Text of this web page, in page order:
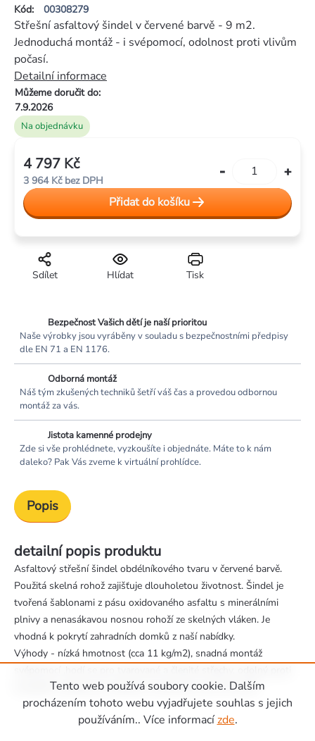
Tento web používá soubory cookie. Dalším
procházením tohoto webu vyjadřujete souhlas s jejich
používáním.. Více informacízde.
Kód: 00308279
je
0,0
5
hvězdiček.
Na objednávku
Můžeme doručit do:
7.9.2026
Střešní asfaltový šindel v červené barvě - 9 m2.
Jednoduchá montáž - i svépomocí, odolnost proti vlivům
počasí.
Detailní informace
Tisk
Hlídat
Sdílet
4 797 Kč
3 964 Kč bez DPH
cena:
Přidat do košíku
Bezpečnost Vašich dětí je naší prioritou
Naše výrobky jsou vyráběny v souladu s bezpečnostními předpisy
dle EN 71 a EN 1176.
Odborná montáž
Náš tým zkušených techniků šetří váš čas a provedou odbornou
montáž za vás.
Jistota kamenné prodejny
Zde si vše prohlédnete, vyzkoušíte i objednáte. Máte to k nám
daleko? Pak Vás zveme k virtuální prohlídce.
Popis
detailní popis produktu
Asfaltový střešní šindel obdélníkového tvaru v červené barvě.
Použitá skelná rohož zajišťuje dlouholetou životnost. Šindel je
tvořená šablonami z pásu oxidovaného asfaltu s minerálními
plnivy a nenasákavou nosnou rohoží ze skelných vláken. Je
vhodná k pokrytí zahradních domků z naší nabídky.
Výhody - nízká hmotnost (cca 11 kg/m2), snadná montáž
krupobití, vhodný pro střechy se sklonem od 15° do 90°.
Zápatí